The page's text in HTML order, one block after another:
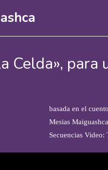
Celda», para
basada en el cuento
Mesias
Secuencias